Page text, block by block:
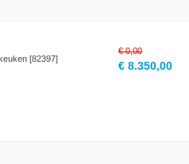
[82397]
€ 0,00
€ 8.350,00